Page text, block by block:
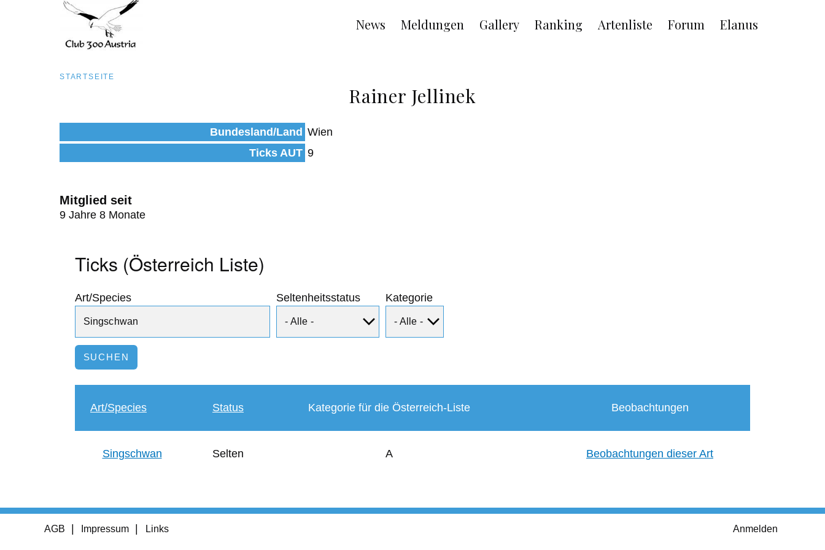
Main
navigation
News Meldungen Gallery Ranking Artenliste Forum Elanus
Pfadnavigation
STARTSEITE
Rainer Jellinek
Bundesland/Land Wien
Ticks AUT 9
Mitglied seit
9 Jahre 8 Monate
Ticks (Österreich Liste)
Art/Species Seltenheitsstatus Kategorie
Art/Species Status Kategorie für die Österreich-Liste Beobachtungen
Singschwan Selten A Beobachtungen dieser Art
Footer
AGB Impressum Links Anmelden